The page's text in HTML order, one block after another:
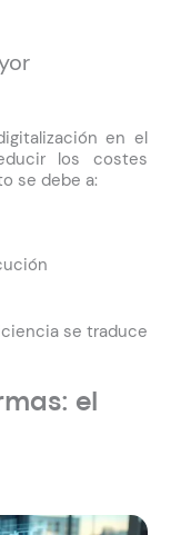
en el
los costes
se debe a:
se traduce
el